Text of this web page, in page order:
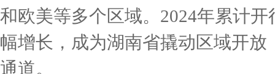
和欧美等多个区域。2024年累计
幅增长，成为湖南省撬动区域开
通道。